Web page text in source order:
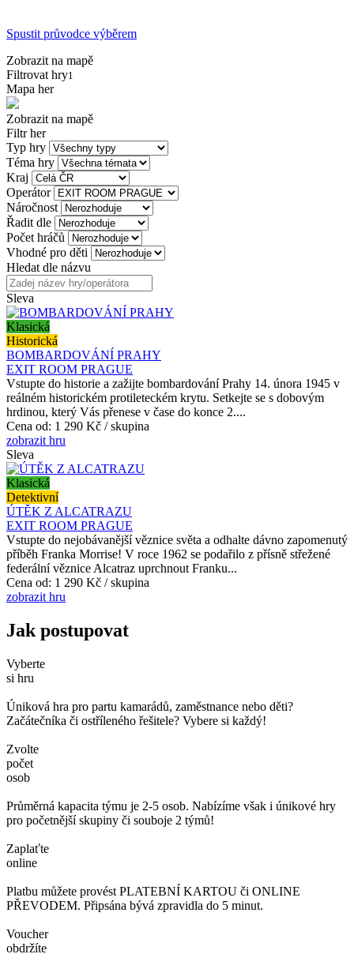
Spustit průvodce výběrem
Zobrazit na mapě
Filtrovat hry1
Mapa her
Zobrazit na mapě
Filtr her
Typ hry
Téma hry
Kraj
Operátor
Náročnost
Řadit dle
Počet hráčů
Vhodné pro děti
Hledat dle názvu
Sleva
Klasická
Historická
BOMBARDOVÁNÍ PRAHY
EXIT ROOM PRAGUE
Vstupte do historie a zažijte bombardování Prahy 14. února 1945 v
reálném historickém protileteckém krytu. Setkejte se s dobovým
hrdinou, který Vás přenese v čase do konce 2....
Cena od: 1 290 Kč / skupina
zobrazit hru
Sleva
Klasická
Detektivní
ÚTĚK Z ALCATRAZU
EXIT ROOM PRAGUE
Vstupte do nejobávanější věznice světa a odhalte dávno zapomenutý
příběh Franka Morrise! V roce 1962 se podařilo z přísně střežené
federální věznice Alcatraz uprchnout Franku...
Cena od: 1 290 Kč / skupina
zobrazit hru
Jak postupovat
Vyberte
si hru
Úniková hra pro partu kamarádů, zaměstnance nebo děti?
Začátečníka či ostříleného řešitele? Vybere si každý!
Zvolte
počet
osob
Průměrná kapacita týmu je 2-5 osob. Nabízíme však i únikové hry
pro početnější skupiny či souboje 2 týmů!
Zaplaťte
online
Platbu můžete provést PLATEBNÍ KARTOU či ONLINE
PŘEVODEM. Připsána bývá zpravidla do 5 minut.
Voucher
obdržíte